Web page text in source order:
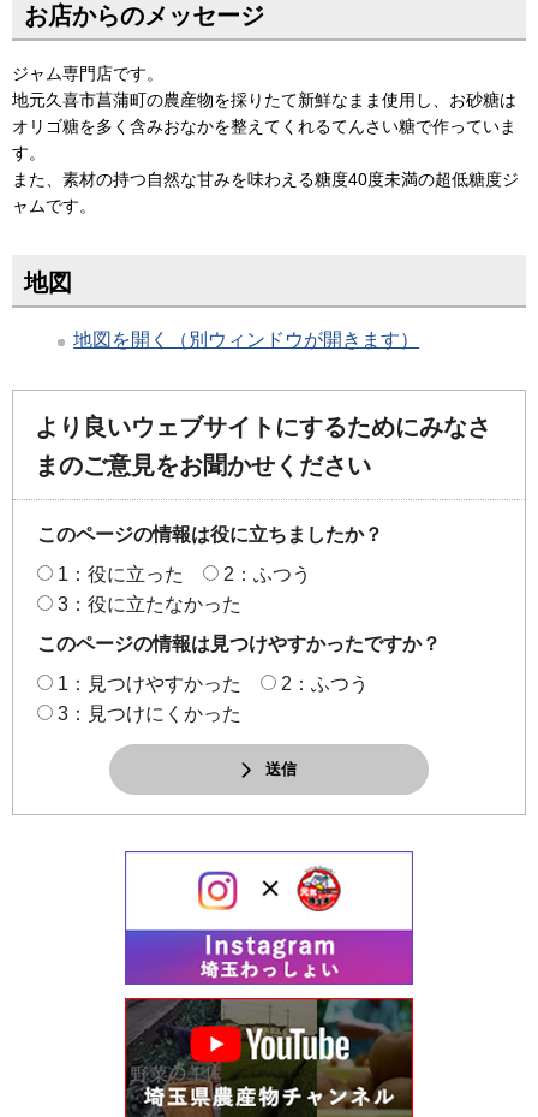
お店からのメッセージ
ジャム専門店です。
地元久喜市菖蒲町の農産物を採りたて新鮮なまま使用し、お砂糖は
オリゴ糖を多く含みおなかを整えてくれるてんさい糖で作っていま
す。
また、素材の持つ自然な甘みを味わえる糖度40度未満の超低糖度ジ
ャムです。
地図
地図を開く（別ウィンドウが開きます）
より良いウェブサイトにするためにみなさ
まのご意見をお聞かせください
このページの情報は役に立ちましたか？
1：役に立った
2：ふつう
3：役に立たなかった
このページの情報は見つけやすかったですか？
1：見つけやすかった
2：ふつう
3：見つけにくかった
送信